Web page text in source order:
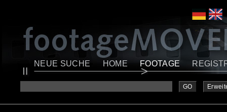
NEUE SUCHE HOME FOOTAGE
GO